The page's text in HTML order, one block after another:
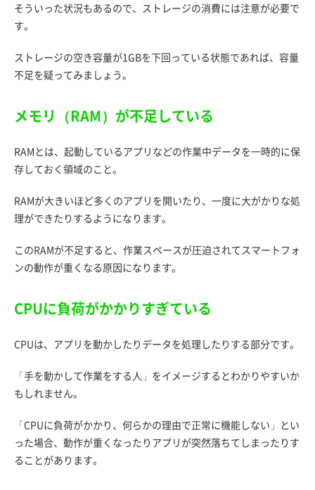
そういった状況もあるので、ストレージの消費には注意が必要で
す。
ストレージの空き容量が1GBを下回っている状態であれば、容量
不足を疑ってみましょう。
メモリ（RAM）が不足している
RAMとは、起動しているアプリなどの作業中データを一時的に保
存しておく領域のこと。
RAMが大きいほど多くのアプリを開いたり、一度に大がかりな処
理ができたりするようになります。
このRAMが不足すると、作業スペースが圧迫されてスマートフォ
ンの動作が重くなる原因になります。
CPUに負荷がかかりすぎている
CPUは、アプリを動かしたりデータを処理したりする部分です。
「手を動かして作業をする人」をイメージするとわかりやすいか
もしれません。
「CPUに負荷がかかり、何らかの理由で正常に機能しない」とい
った場合、動作が重くなったりアプリが突然落ちてしまったりす
ることがあります。